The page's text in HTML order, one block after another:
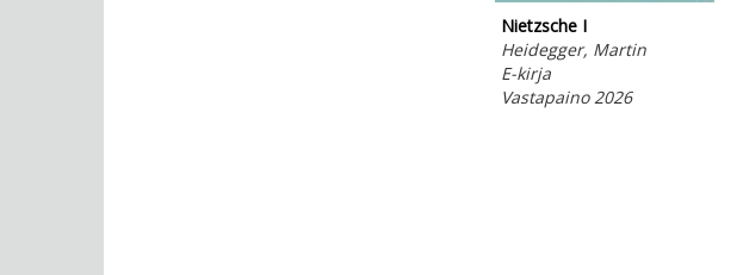
Nietzsche I
Heidegger, Martin
E-kirja
Vastapaino 2026